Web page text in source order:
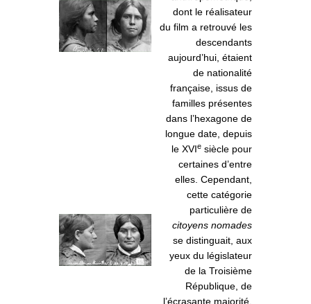
dont le réalisateur
du film a retrouvé les
descendants
aujourd’hui, étaient
de nationalité
française, issus de
familles présentes
dans l’hexagone de
longue date, depuis
le XVIe siècle pour
certaines d’entre
elles. Cependant,
cette catégorie
particulière de
citoyens nomades
se distinguait, aux
yeux du législateur
de la Troisième
République, de
l’écrasante majorité,